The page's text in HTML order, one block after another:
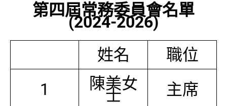
第四屆常務委員會名單
(2024-2026)
姓名
職位
1
陳美女
士 主席